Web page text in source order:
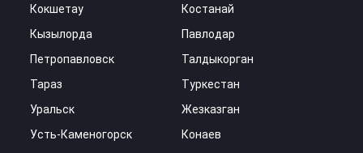
Кокшетау
Костанай
Кызылорда
Павлодар
Петропавловск
Талдыкорган
Тараз
Туркестан
Уральск
Жезказган
Усть-Каменогорск
Конаев